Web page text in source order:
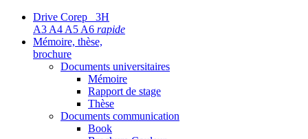
Drive Corep 3H
A3 A4 A5 A6 rapide
Mémoire, thèse,
brochure
Documents universitaires
Mémoire
Rapport de stage
Thèse
Documents communication
Book